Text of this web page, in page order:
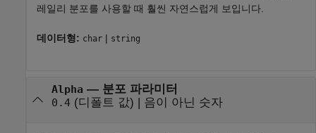
레일리 분포를 사용할 때 훨씬 자연스럽게 보입니다.
데이터형: char | string
Alpha — 분포 파라미터
0.4 (디폴트 값) | 음이 아닌 숫자